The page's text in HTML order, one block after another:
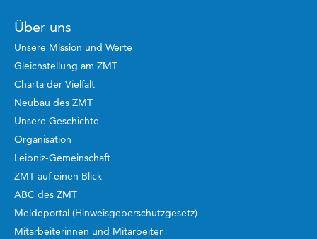
Über uns
Unsere Mission und Werte
Gleichstellung am ZMT
Charta der Vielfalt
Neubau des ZMT
Unsere Geschichte
Organisation
Leibniz-Gemeinschaft
ZMT auf einen Blick
ABC des ZMT
Meldeportal (Hinweisgeberschutzgesetz)
Mitarbeiterinnen und Mitarbeiter